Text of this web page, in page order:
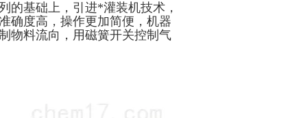
的基础上，引进*灌装机技术，
确度高，操作更加简便，机器
物料流向，用磁簧开关控制气